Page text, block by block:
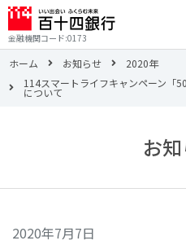
金融機関コード:0173
ホーム
お知らせ
2020年
114スマートライフキャンペーン「
について
お
2020年7月7日